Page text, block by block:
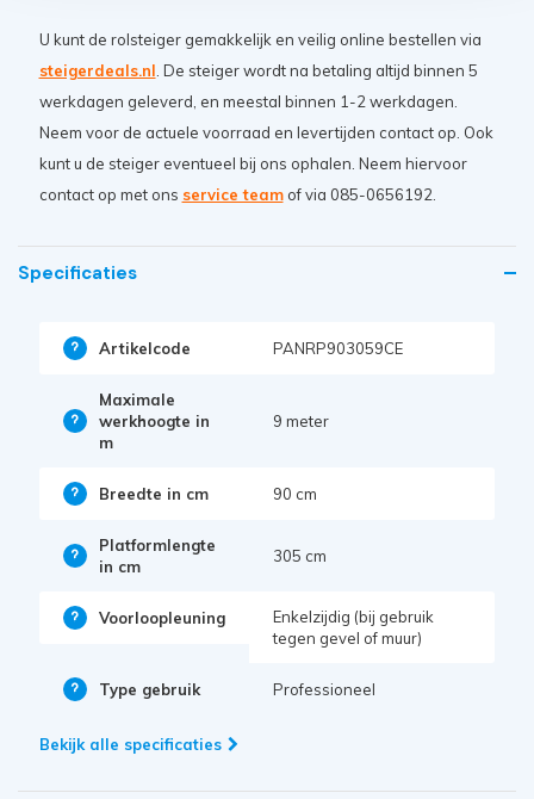
U kunt de rolsteiger gemakkelijk en veilig online bestellen via
steigerdeals.nl . De steiger wordt na betaling altijd binnen 5
werkdagen geleverd, en meestal binnen 1-2 werkdagen.
Neem voor de actuele voorraad en levertijden contact op. Ook
kunt u de steiger eventueel bij ons ophalen. Neem hiervoor
contact op met ons service teamof via 085-0656192.
Specificaties
Artikelcode PANRP903059CE
Maximale
werkhoogte in
m
9 meter
Breedte in cm 90 cm
Platformlengte
in cm
305 cm
Voorloopleuning
Enkelzijdig (bij gebruik
tegen gevel of muur)
Type gebruik Professioneel
Bekijk alle specificaties